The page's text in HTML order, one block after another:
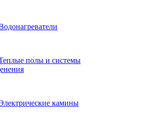
полы и системы
камины